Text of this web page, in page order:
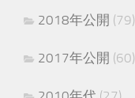
2018年公開 (79)
2017年公開 (60)